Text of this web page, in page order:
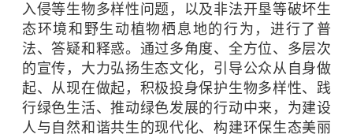
入侵等生物多样性问题，以及非法开垦等破坏生
态环境和野生动植物栖息地的行为，进行了普
法、答疑和释惑。通过多角度、全方位、多层次
的宣传，大力弘扬生态文化，引导公众从自身做
起、从现在做起，积极投身保护生物多样性、践
行绿色生活、推动绿色发展的行动中来，为建设
人与自然和谐共生的现代化、构建环保生态美丽